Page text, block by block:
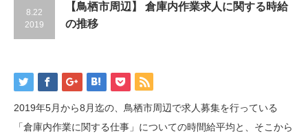
8.22
2019
【鳥栖市周辺】 倉庫内作業求人に関する時給
の推移
2019年5月から8月迄の、鳥栖市周辺で求人募集を行っている
「倉庫内作業に関する仕事」についての時間給平均と、そこから